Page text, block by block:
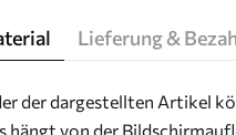
Lieferung &
der dargestellten Artikel
hängt von der